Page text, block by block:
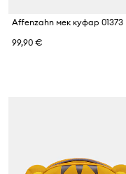
Affenzahn мек куфар 01373
99,90 €